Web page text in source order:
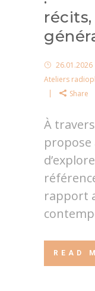
26.01.2026
Ateliers
Share
À
propose
rapport
READ